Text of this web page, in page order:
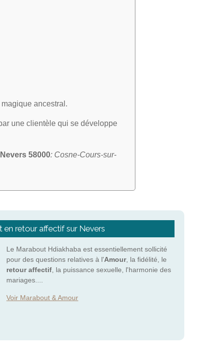
ancestral.
une clientèle qui se développe
Nevers 58000: Cosne-Cours-sur-
en retour affectif sur Nevers
Le Marabout Hdiakhaba est essentiellement sollicité
pour des questions relatives à l'Amour, la fidélité, le
retour affectif , la puissance sexuelle, l'harmonie des
mariages....
Voir Marabout & Amour